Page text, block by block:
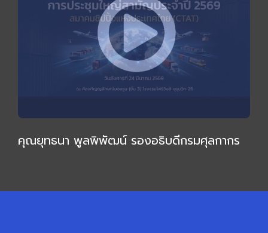
คุณยุทธนา พูลพิพัฒน์ รองอธิบดีกรมศุลกากร